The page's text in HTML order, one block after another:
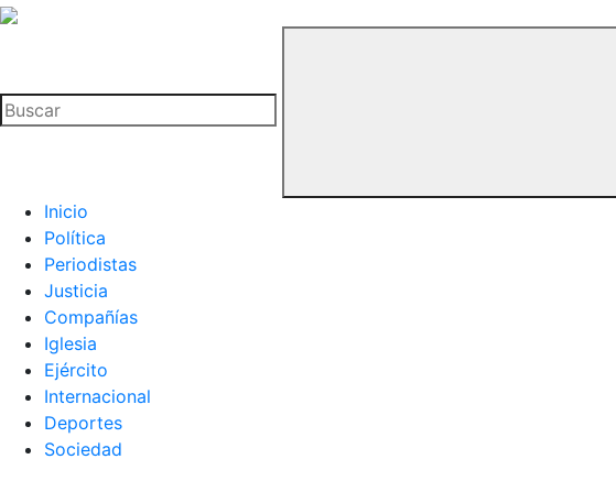
La
Buitre
Inicio
Política
Periodistas
Justicia
Compañías
Iglesia
Ejército
Internacional
Deportes
Sociedad